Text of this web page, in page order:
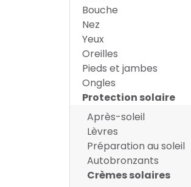
Bouche
Nez
Yeux
Oreilles
Pieds et jambes
Ongles
Protection solaire
Après-soleil
Lèvres
Préparation au soleil
Autobronzants
Crèmes solaires